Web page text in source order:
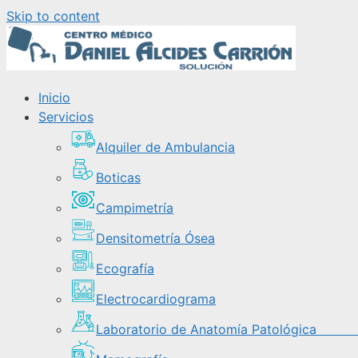
Skip to content
Inicio
Servicios
Alquiler de Ambulancia
Boticas
Campimetría
Densitometría Ósea
Ecografía
Electrocardiograma
Laboratorio de Anatomía